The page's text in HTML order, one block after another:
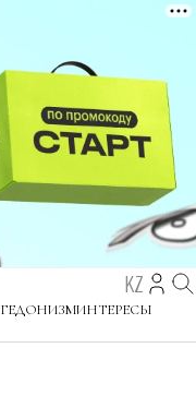
KZ
ГЕДОНИЗМИНТЕРЕСЫ